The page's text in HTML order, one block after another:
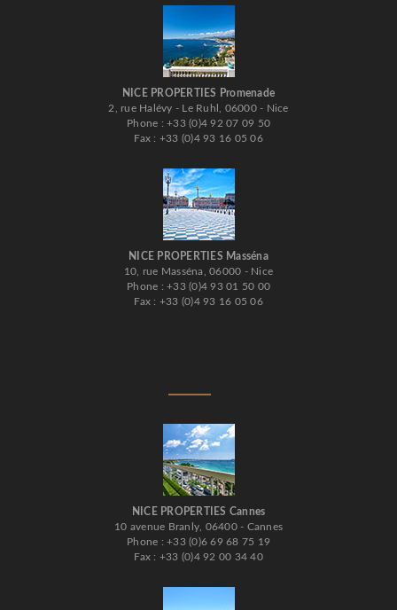
NICE PROPERTIES Promenade
2, rue Halévy - Le Ruhl, 06000 - Nice
Phone : +33 (0)4 92 07 09 50
Fax : +33 (0)4 93 16 05 06
NICE PROPERTIES Masséna
10, rue Masséna, 06000 - Nice
Phone : +33 (0)4 93 01 50 00
Fax : +33 (0)4 93 16 05 06
NICE PROPERTIES Cannes
10 avenue Branly, 06400 - Cannes
Phone : +33 (0)6 69 68 75 19
Fax : +33 (0)4 92 00 34 40